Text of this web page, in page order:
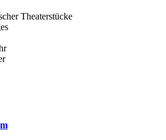
Theaterstücke